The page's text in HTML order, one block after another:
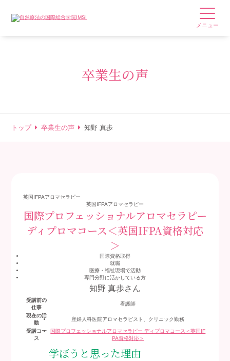
メニュー
卒業生の声
トップ 卒業生の声 知野 真歩
英国IFPAアロマセラピー
英国IFPAアロマセラピー
国際プロフェッショナルアロマセラピー
ディプロマコース＜英国IFPA資格対応
＞
国際資格取得
就職
医療・福祉現場で活動
専門分野に活かしている方
知野 真歩さん
受講前の
仕事
看護師
現在の活
動
産婦人科医院アロマセラピスト、クリニック勤務
受講コー
ス
国際プロフェッショナルアロマセラピー ディプロマコース＜英国IF
PA資格対応＞
学ぼうと思った理由